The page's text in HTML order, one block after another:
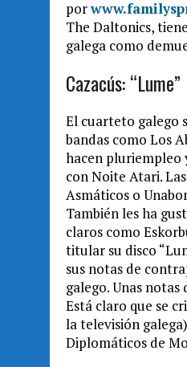
por
The Daltonics,
galega como
Cazacús: “Lume”
El cuarteto galego
bandas como Los
hacen pluriempleo
con Noite Atari.
Asmáticos o
También les ha
claros como
titular su disco
sus notas de
galego. Unas
Está claro que se
la televisión
Diplomáticos de